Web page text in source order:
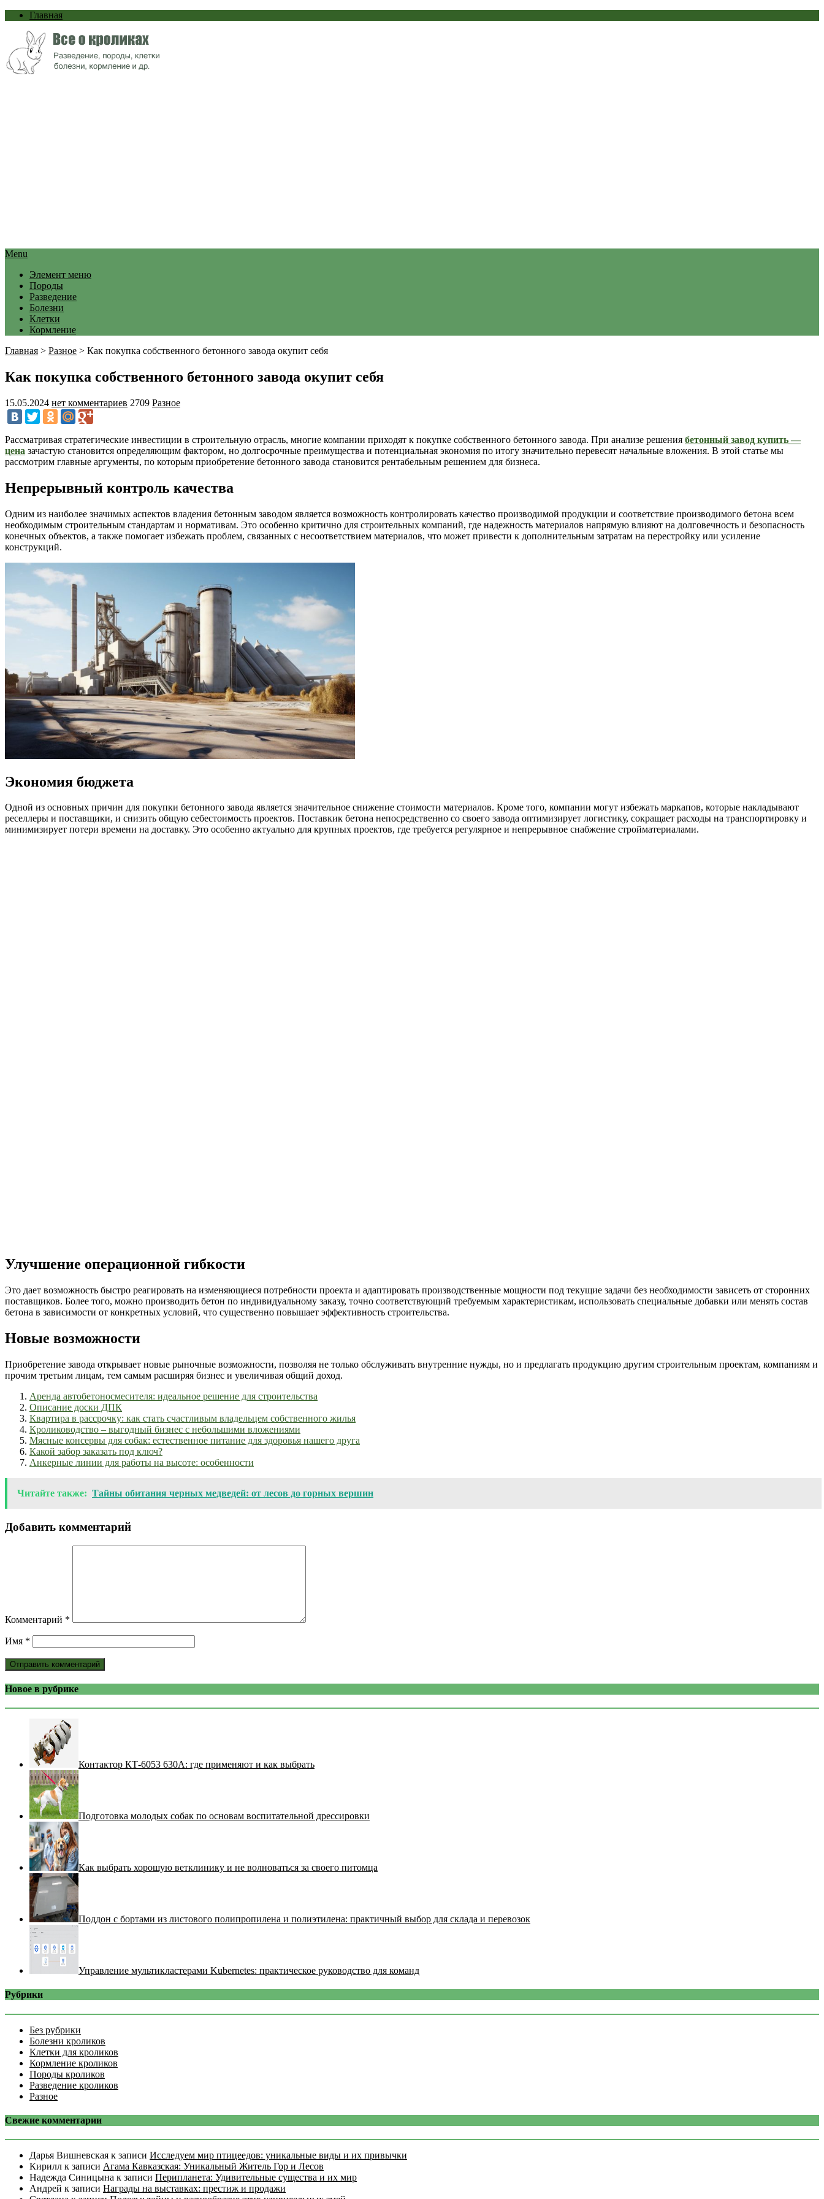
Главная
Menu
Элемент меню
Породы
Разведение
Болезни
Клетки
Кормление
Главная > Разное > Как покупка собственного бетонного завода окупит себя
Как покупка собственного бетонного завода окупит себя
15.05.2024 нет комментариев 2709 Разное
Рассматривая стратегические инвестиции в строительную отрасль, многие компании приходят к покупке собственного бетонного завода. При анализе решения бетонный завод купить —
цена зачастую становится определяющим фактором, но долгосрочные преимущества и потенциальная экономия по итогу значительно перевесят начальные вложения. В этой статье мы
рассмотрим главные аргументы, по которым приобретение бетонного завода становится рентабельным решением для бизнеса.
Непрерывный контроль качества
Одним из наиболее значимых аспектов владения бетонным заводом является возможность контролировать качество производимой продукции и соответствие производимого бетона всем
необходимым строительным стандартам и нормативам. Это особенно критично для строительных компаний, где надежность материалов напрямую влияют на долговечность и безопасность
конечных объектов, а также помогает избежать проблем, связанных с несоответствием материалов, что может привести к дополнительным затратам на перестройку или усиление
конструкций.
Экономия бюджета
Одной из основных причин для покупки бетонного завода является значительное снижение стоимости материалов. Кроме того, компании могут избежать маркапов, которые накладывают
реселлеры и поставщики, и снизить общую себестоимость проектов. Поставкик бетона непосредственно со своего завода оптимизирует логистику, сокращает расходы на транспортировку и
минимизирует потери времени на доставку. Это особенно актуально для крупных проектов, где требуется регулярное и непрерывное снабжение стройматериалами.
Улучшение операционной гибкости
Это дает возможность быстро реагировать на изменяющиеся потребности проекта и адаптировать производственные мощности под текущие задачи без необходимости зависеть от сторонних
поставщиков. Более того, можно производить бетон по индивидуальному заказу, точно соответствующий требуемым характеристикам, использовать специальные добавки или менять состав
бетона в зависимости от конкретных условий, что существенно повышает эффективность строительства.
Новые возможности
Приобретение завода открывает новые рыночные возможности, позволяя не только обслуживать внутренние нужды, но и предлагать продукцию другим строительным проектам, компаниям и
прочим третьим лицам, тем самым расширяя бизнес и увеличивая общий доход.
Аренда автобетоносмесителя: идеальное решение для строительства
Описание доски ДПК
Квартира в рассрочку: как стать счастливым владельцем собственного жилья
Кролиководство – выгодный бизнес с небольшими вложениями
Мясные консервы для собак: естественное питание для здоровья нашего друга
Какой забор заказать под ключ?
Анкерные линии для работы на высоте: особенности
Читайте также: Тайны обитания черных медведей: от лесов до горных вершин
Добавить комментарий
Комментарий *
Имя *
Новое в рубрике
Контактор КТ-6053 630А: где применяют и как выбрать
Подготовка молодых собак по основам воспитательной дрессировки
Как выбрать хорошую ветклинику и не волноваться за своего питомца
Поддон с бортами из листового полипропилена и полиэтилена: практичный выбор для склада и перевозок
Управление мультикластерами Kubernetes: практическое руководство для команд
Рубрики
Без рубрики
Болезни кроликов
Клетки для кроликов
Кормление кроликов
Породы кроликов
Разведение кроликов
Разное
Свежие комментарии
Дарья Вишневская к записи Исследуем мир птицеедов: уникальные виды и их привычки
Кирилл к записи Агама Кавказская: Уникальный Житель Гор и Лесов
Надежда Синицына к записи Перипланета: Удивительные существа и их мир
Андрей к записи Награды на выставках: престиж и продажи